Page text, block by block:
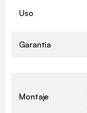
Uso
Garantía
Montaje